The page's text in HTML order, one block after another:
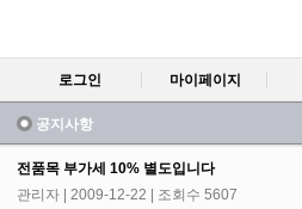
로그인 마이페이지
공지사항
전품목 부가세 10% 별도입니다
관리자 | 2009-12-22 | 조회수 5607